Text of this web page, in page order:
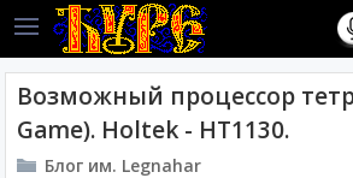
Возможный процессор
Game). Holtek - HT1130.
Блог им. Legnahar